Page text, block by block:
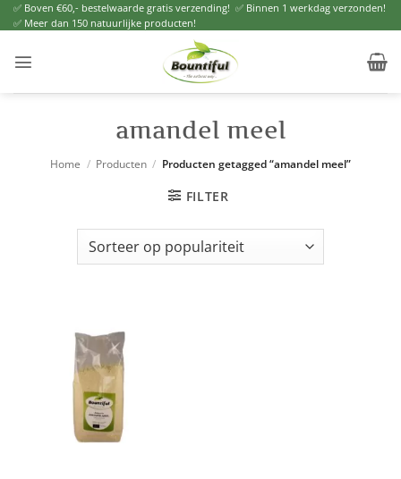
Ga
naar
✅ Boven €60,- bestelwaarde gratis verzending! ✅ Binnen 1 werkdag verzonden!
✅ Meer dan 150 natuurlijke producten!
amandel meel
Home / Producten / Producten getagged “amandel meel”
FILTER